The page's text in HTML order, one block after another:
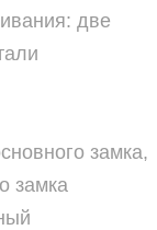
две
замка,
замка